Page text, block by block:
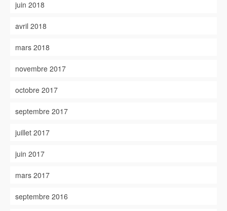
juin 2018
avril 2018
mars 2018
novembre 2017
octobre 2017
septembre 2017
juillet 2017
juin 2017
mars 2017
septembre 2016